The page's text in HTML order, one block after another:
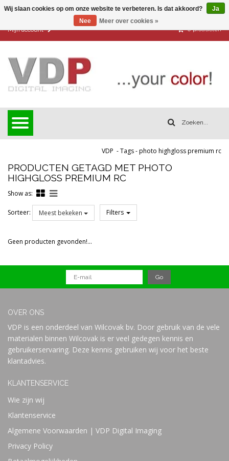
Mijn account 0 producten
VDP -Tags-photo highgloss premium rc
PRODUCTEN GETAGD MET PHOTO
HIGHGLOSS PREMIUM RC
Show as:
Sorteer: Meest bekeken Filters
Prijs
Geen producten gevonden!...
OVER ONS
VDP is een onderdeel van Wilcovak bv. Door gebruik van de vele
materialen binnen Wilcovak is er veel gedegen kennis en
gebruikerservaring. Deze kennis gebruiken wij voor het beste
klantadvies.
KLANTENSERVICE
Wie zijn wij
Klantenservice
Algemene Voorwaarden | VDP Digital Imaging
Privacy Policy
Wij slaan cookies op om onze website te verbeteren. Is dat akkoord?
Ja
Nee
Meer over cookies »